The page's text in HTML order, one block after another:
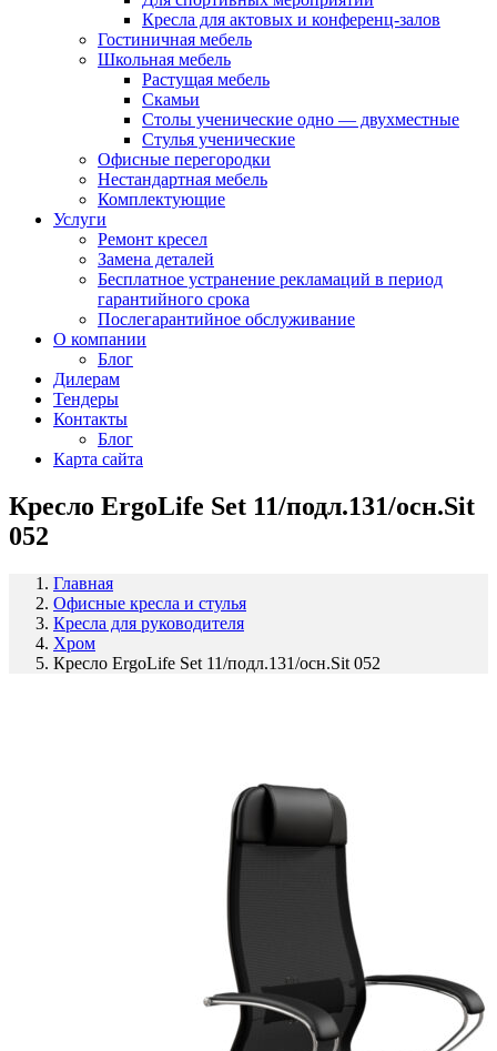
Кресла для актовых и конференц-залов
Гостиничная мебель
Школьная мебель
Растущая мебель
Скамьи
Столы ученические одно — двухместные
Стулья ученические
Офисные перегородки
Нестандартная мебель
Комплектующие
Услуги
Ремонт кресел
Замена деталей
Бесплатное устранение рекламаций в период
гарантийного срока
Послегарантийное обслуживание
О компании
Блог
Дилерам
Тендеры
Контакты
Блог
Карта сайта
Кресло ErgoLife Set 11/подл.131/осн.Sit
052
Главная
Офисные кресла и стулья
Кресла для руководителя
Хром
Кресло ErgoLife Set 11/подл.131/осн.Sit 052